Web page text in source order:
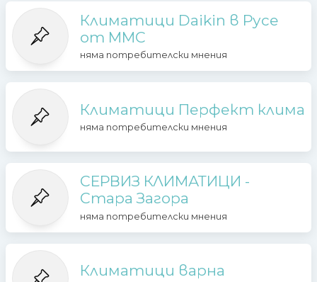
Климатици Daikin в Русе
от ММС
няма потребителски мнения
Климатици Перфект клима
няма потребителски мнения
СЕРВИЗ КЛИМАТИЦИ -
Стара Загора
няма потребителски мнения
Климатици варна